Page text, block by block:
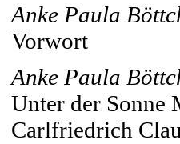
Anke Paula
Vorwort
Anke Paula
Unter der Sonne
Carlfriedrich